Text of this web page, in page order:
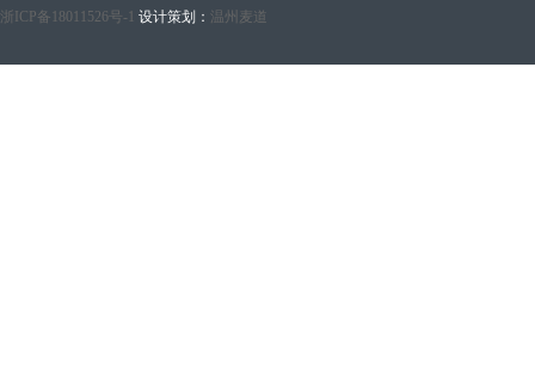
浙ICP备18011526号-1
设计策划： 温州麦道